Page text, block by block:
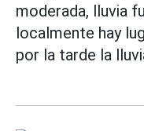
moderada, lluvia
localmente hay
por la tarde la